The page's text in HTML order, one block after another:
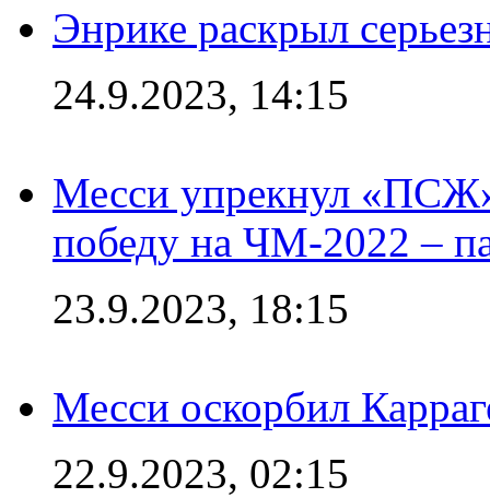
Энрике раскрыл
24.9.2023, 14:15
Месси упрекнул «ПСЖ»
победу на ЧМ-2022 –
23.9.2023, 18:15
Месси оскорбил
22.9.2023, 02:15